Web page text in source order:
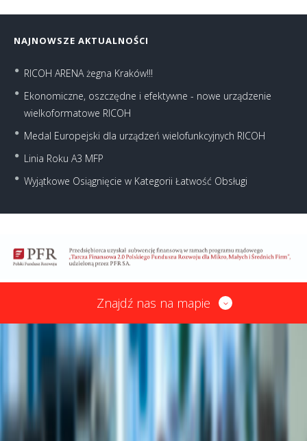
NAJNOWSZE AKTUALNOŚCI
RICOH ARENA żegna Kraków!!!
Ekonomiczne, oszczędne i efektywne - nowe urządzenie
wielkoformatowe RICOH
Medal Europejski dla urządzeń wielofunkcyjnych RICOH
Linia Roku A3 MFP
Wyjątkowe Osiągnięcie w Kategorii Łatwość Obsługi
Znajdź nas na mapie